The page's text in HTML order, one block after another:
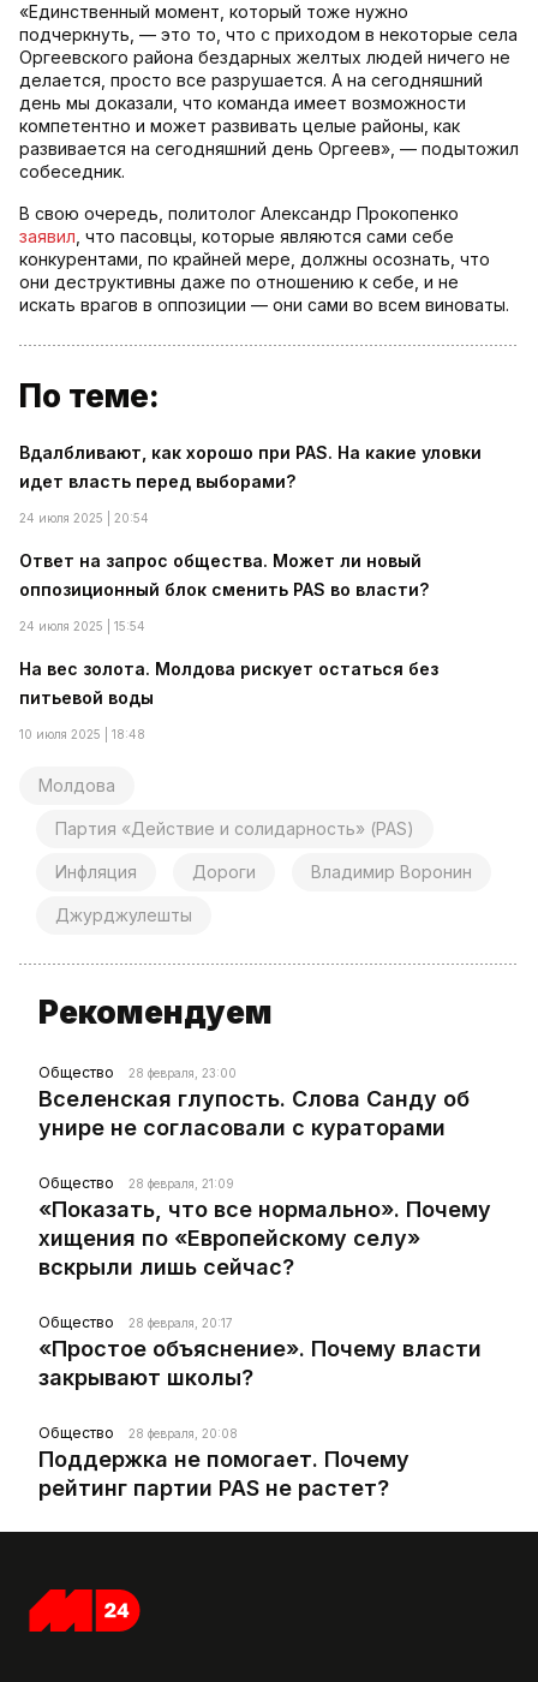
«Единственный момент, который тоже нужно
подчеркнуть, — это то, что с приходом в некоторые села
Оргеевского района бездарных желтых людей ничего не
делается, просто все разрушается. А на сегодняшний
день мы доказали, что команда имеет возможности
компетентно и может развивать целые районы, как
развивается на сегодняшний день Оргеев», — подытожил
собеседник.
В свою очередь, политолог Александр Прокопенко
заявил , что пасовцы, которые являются сами себе
конкурентами, по крайней мере, должны осознать, что
они деструктивны даже по отношению к себе, и не
искать врагов в оппозиции — они сами во всем виноваты.
По теме:
Вдалбливают, как хорошо при PAS. На какие уловки
идет власть перед выборами?
24 июля 2025 | 20:54
Ответ на запрос общества. Может ли новый
оппозиционный блок сменить PAS во власти?
24 июля 2025 | 15:54
На вес золота. Молдова рискует остаться без
питьевой воды
10 июля 2025 | 18:48
Молдова
Партия «Действие и солидарность» (PAS)
Инфляция Дороги Владимир Воронин
Джурджулешты
Рекомендуем
Общество 28 февраля, 23:00
Вселенская глупость. Слова Санду об
унире не согласовали с кураторами
Общество 28 февраля, 21:09
«Показать, что все нормально». Почему
хищения по «Европейскому селу»
вскрыли лишь сейчас?
Общество 28 февраля, 20:17
«Простое объяснение». Почему власти
закрывают школы?
Общество 28 февраля, 20:08
Поддержка не помогает. Почему
рейтинг партии PAS не растет?